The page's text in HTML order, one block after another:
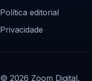
Política editorial
Privacidade
© 2026 Zoom Digital.